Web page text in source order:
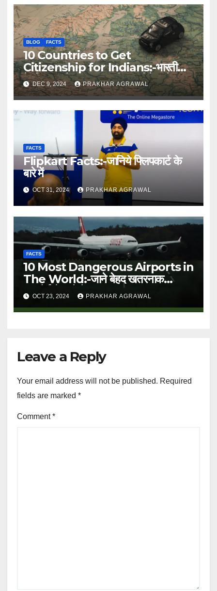
BLOG FACTS
10 Countries to Get
Citizenship for Indians:-भारतीयों
के लिए सबसे आसान नागरिकता देने वाले 10
देश
DEC 9, 2024 PRAKHAR AGRAWAL
FACTS
Flipkart Facts:-जानिये फ्लिपकार्ट के
बारे में
OCT 31, 2024 PRAKHAR AGRAWAL
FACTS
10 Most Dangerous Airports in
The World:-जाने बेहद खतरनाक
एयरपोर्ट के बारे में
OCT 23, 2024 PRAKHAR AGRAWAL
Leave a Reply
Your email address will not be published. Required
fields are marked *
Comment*